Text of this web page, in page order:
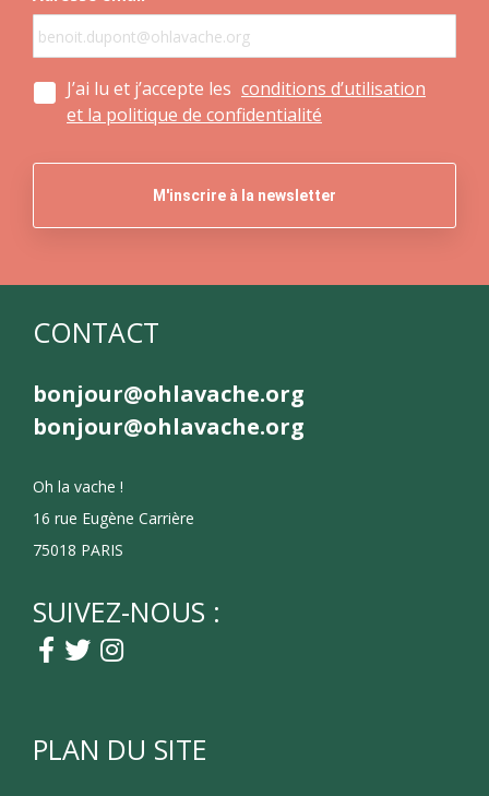
J’ai lu et j’accepte les conditions d’utilisation
et la politique de confidentialité
CONTACT
bonjour@ohlavache.org
bonjour@ohlavache.org
Oh la vache !
16 rue Eugène Carrière
75018 PARIS
SUIVEZ-NOUS :
PLAN DU SITE